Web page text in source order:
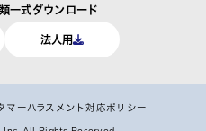
一式ダウンロード
法人用
マーハラスメント対応ポリシー